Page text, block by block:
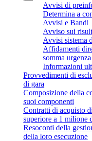
Avvisi di
Determina a
Avvisi e Bandi
Avviso sui
Avvisi sistema
Affidamenti
somma
Informazioni
Provvedimenti di
di gara
Composizione della
suoi componenti
Contratti di acquisto
superiore a 1 milione
Resoconti della
della loro esecuzione